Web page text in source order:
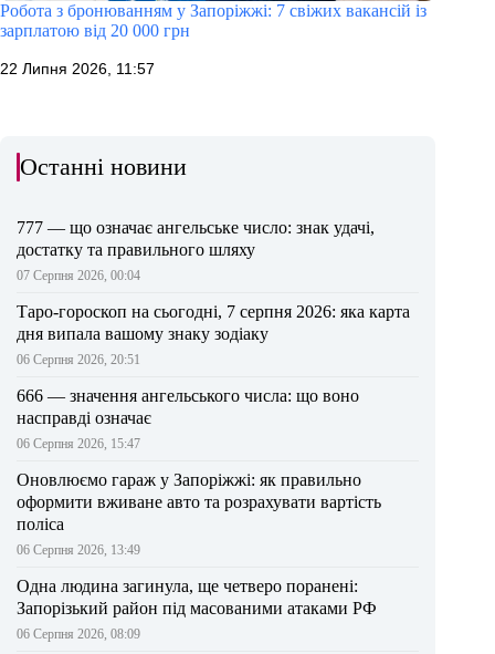
Робота з бронюванням у Запоріжжі: 7 свіжих вакансій із
зарплатою від 20 000 грн
22 Липня 2026, 11:57
Останні новини
777 — що означає ангельське число: знак удачі,
достатку та правильного шляху
07 Серпня 2026, 00:04
Таро-гороскоп на сьогодні, 7 серпня 2026: яка карта
дня випала вашому знаку зодіаку
06 Серпня 2026, 20:51
666 — значення ангельського числа: що воно
насправді означає
06 Серпня 2026, 15:47
Оновлюємо гараж у Запоріжжі: як правильно
оформити вживане авто та розрахувати вартість
поліса
06 Серпня 2026, 13:49
Одна людина загинула, ще четверо поранені:
Запорізький район під масованими атаками РФ
06 Серпня 2026, 08:09